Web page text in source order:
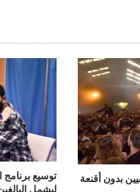
بدون أقنعة
توسيع برنامج
ليشمل البالغين